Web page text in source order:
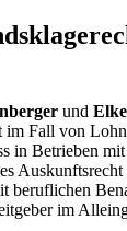
und
im Fall von
in Betrieben
beruflichen
im